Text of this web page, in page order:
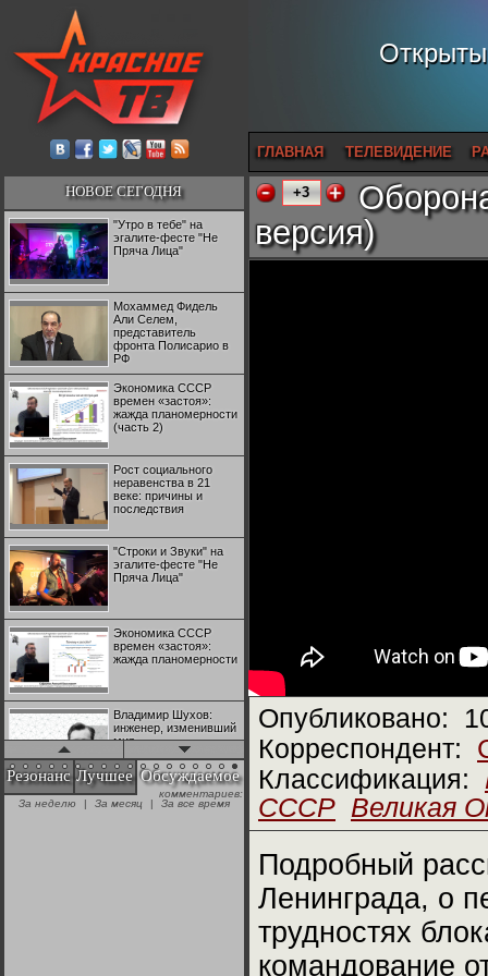
ГЛАВНАЯ ТЕЛЕВИДЕНИЕ
НОВОЕ СЕГОДНЯ
"Утро в тебе" на
эгалите-фесте "Не
Пряча Лица"
Мохаммед Фидель
Али Селем,
представитель
фронта Полисарио в
РФ
Экономика СССР
времен «застоя»:
жажда планомерности
(часть 2)
Рост социального
неравенства в 21
веке: причины и
последствия
"Строки и Звуки" на
эгалите-фесте "Не
Пряча Лица"
Экономика СССР
времен «застоя»:
жажда планомерности
Владимир Шухов:
инженер, изменивший
мир
"Аркадий Коц" на
эгалите-фесте "Не
Резонанс Лучшее Обсуждаемое
комментариев:
За неделю
| За месяц | За все время
+3
версия)
Опубликовано:
Корреспондент:
Классификация:
СССР Великая
Подробный
Ленинграда, о
трудностях
командование